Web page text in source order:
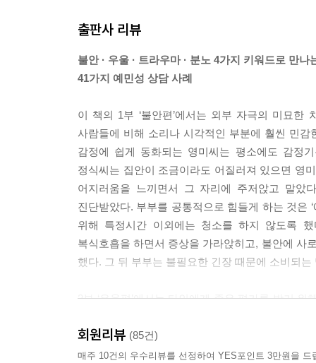
출판사 리뷰
불안 · 우울 · 트라우마 · 분노 4가지 키워드로 만나
41가지 예민성 상담 사례
이 책의 1부 ‘불안편’에서는 외부 자극의 미묘
사람들에 비해 소리나 시각적인 부분에 훨씬 민
감정에 쉽게 동화되는 영미씨는 평소에도 감정
정식씨는 집안이 조금이라도 어질러져 있으면 영
어지러움을 느끼면서 그 자리에 주저앉고 말았
진단받았다. 부부를 공통적으로 힘들게 하는 것은
위해 특정시간 이외에는 청소를 하지 않도록
복식호흡을 하면서 증상을 가라앉히고, 불안에 사
했다. 그 뒤 부부는 불필요한 긴장 때문에 소비되
2부 ‘우울편’에서는 타인에게 좋은 평가를 받기
넘도록 혼자 사는 집에서 나가지도 않고 사람들을
원인이었다. 강희씨처럼 학창시절 줄곧 선생
회원리뷰 (85건)
매주 10건의 우수리뷰를 선정하여 YES포인트 3만원을 드